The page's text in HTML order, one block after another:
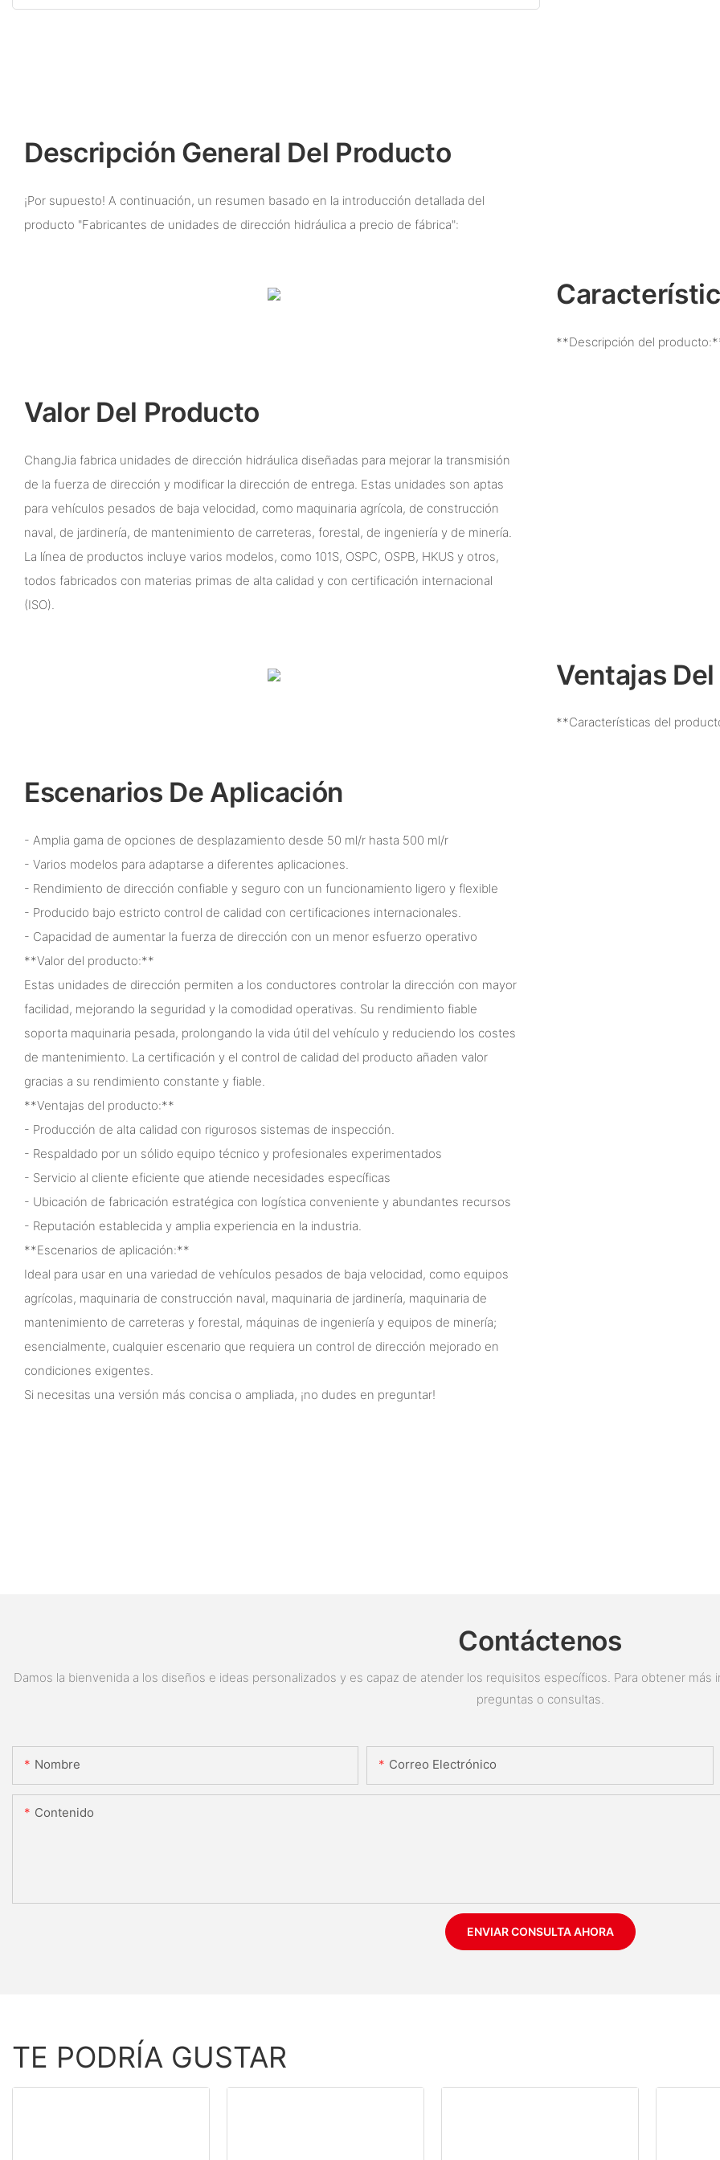
Descripción General Del Producto
¡Por supuesto! A continuación, un resumen basado en la introducción detallada del
producto "Fabricantes de unidades de dirección hidráulica a precio de fábrica":
**Descripción del
Valor Del Producto
ChangJia fabrica unidades de dirección hidráulica diseñadas para mejorar la transmisión
de la fuerza de dirección y modificar la dirección de entrega. Estas unidades son aptas
para vehículos pesados ​​de baja velocidad, como maquinaria agrícola, de construcción
naval, de jardinería, de mantenimiento de carreteras, forestal, de ingeniería y de minería.
La línea de productos incluye varios modelos, como 101S, OSPC, OSPB, HKUS y otros,
todos fabricados con materias primas de alta calidad y con certificación internacional
(ISO).
Ventajas
**Características del
Escenarios De Aplicación
- Amplia gama de opciones de desplazamiento desde 50 ml/r hasta 500 ml/r
- Varios modelos para adaptarse a diferentes aplicaciones.
- Rendimiento de dirección confiable y seguro con un funcionamiento ligero y flexible
- Producido bajo estricto control de calidad con certificaciones internacionales.
- Capacidad de aumentar la fuerza de dirección con un menor esfuerzo operativo
**Valor del producto:**
Estas unidades de dirección permiten a los conductores controlar la dirección con mayor
facilidad, mejorando la seguridad y la comodidad operativas. Su rendimiento fiable
soporta maquinaria pesada, prolongando la vida útil del vehículo y reduciendo los costes
de mantenimiento. La certificación y el control de calidad del producto añaden valor
gracias a su rendimiento constante y fiable.
**Ventajas del producto:**
- Producción de alta calidad con rigurosos sistemas de inspección.
- Respaldado por un sólido equipo técnico y profesionales experimentados
- Servicio al cliente eficiente que atiende necesidades específicas
- Ubicación de fabricación estratégica con logística conveniente y abundantes recursos
- Reputación establecida y amplia experiencia en la industria.
**Escenarios de aplicación:**
Ideal para usar en una variedad de vehículos pesados ​​de baja velocidad, como equipos
agrícolas, maquinaria de construcción naval, maquinaria de jardinería, maquinaria de
mantenimiento de carreteras y forestal, máquinas de ingeniería y equipos de minería;
esencialmente, cualquier escenario que requiera un control de dirección mejorado en
condiciones exigentes.
Si necesitas una versión más concisa o ampliada, ¡no dudes en preguntar!
Contáctenos
Damos la bienvenida a los diseños e ideas personalizados y es capaz de atender los requisitos específicos. Para obtener
preguntas o consultas.
Nombre Correo Electrónico
Contenido
ENVIAR CONSULTA AHORA
TE PODRÍA GUSTAR